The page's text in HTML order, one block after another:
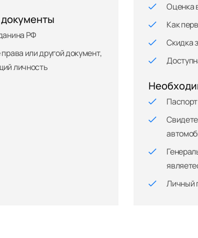
РФ
или другой документ,
личность
Оценка
Как
Скидка
Личный